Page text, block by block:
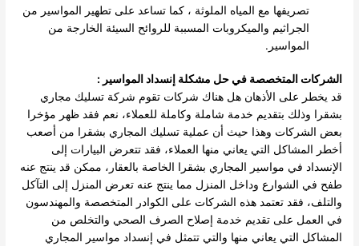
تصريفها مع المياه الملوثة ، كما تساعد على تطهير المواسير من
الجراثيم والميكروبات المسببة للروائح السيئة الخارجة من
المواسير.
الشركات المتخصصة في حل مشكلة إنسداد المواسير :
قد يخطر على الأذهان هل هناك شركات تقوم شركة تسليك مجاري
بشقرا وذلك بتقديم خدمة شاملة وكاملة للعملاء، نعم فقد ظهر مؤخرا
بعض الشركات وهذا حيث أن عملية تسليك المجاري بشقرا من أصعب
أخطر المشاكل التي يعاني منها العملاء، فقد تتعرض البيارات إلى
الإنسداد في مواسير المجاري بشقرا الخاصة بالعقار، ممكن قد ينتج عنه
طفح في الشوارع وداخل المنزل مما ينتج عنه تعرض المنزل إلى التآكل
والتلف، فقد تعتمد هذه الشركات على الكوادر المتخصصة والمهندسون
في العمل على تقديم خدمة إصلاح الصرف الصحي والتخلص من
المشاكل التي يعاني منها والتي تتمثل في إنسداد مواسير المجاري